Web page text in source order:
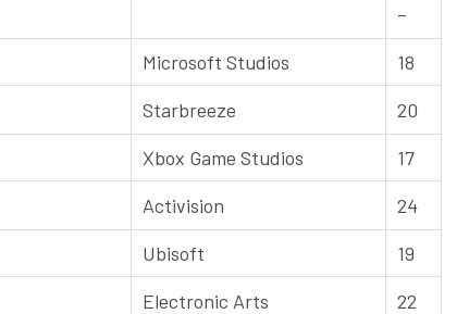
–
Microsoft Studios
18
Starbreeze
20
Xbox Game Studios
17
Activision
24
Ubisoft
19
Electronic Arts
22